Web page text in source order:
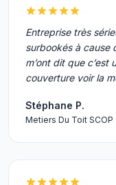
Entreprise très
surbookés à cause
m’ont dit que c’est
couverture voir la
Stéphane P.
Metiers Du Toit SCOP